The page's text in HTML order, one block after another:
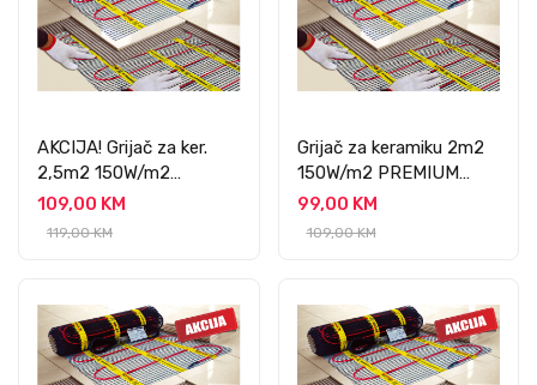
AKCIJA! Grijač za ker.
2,5m2 150W/m2
PREMIUM
109,00 KM
119,00 KM
Grijač za keramiku 2m2
150W/m2 PREMIUM
PROFESSIONAL
99,00 KM
109,00 KM